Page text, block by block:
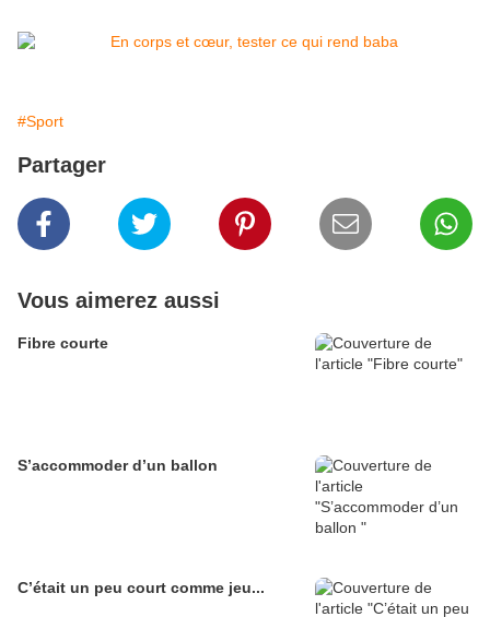
#Sport
Partager
Vous aimerez aussi
Fibre courte
S’accommoder d’un ballon
C’était un peu court comme jeu...